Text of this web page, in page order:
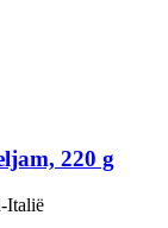
220 g
Italië